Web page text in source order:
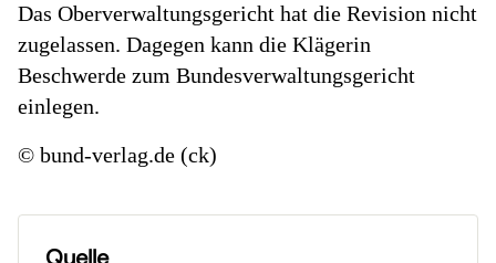
Das Oberverwaltungsgericht hat die Revision nicht
zugelassen. Dagegen kann die Klägerin
Beschwerde zum Bundesverwaltungsgericht
einlegen.
© bund-verlag.de (ck)